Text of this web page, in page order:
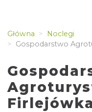
Główna
Noclegi
Gospodarstwo
Firlejówka